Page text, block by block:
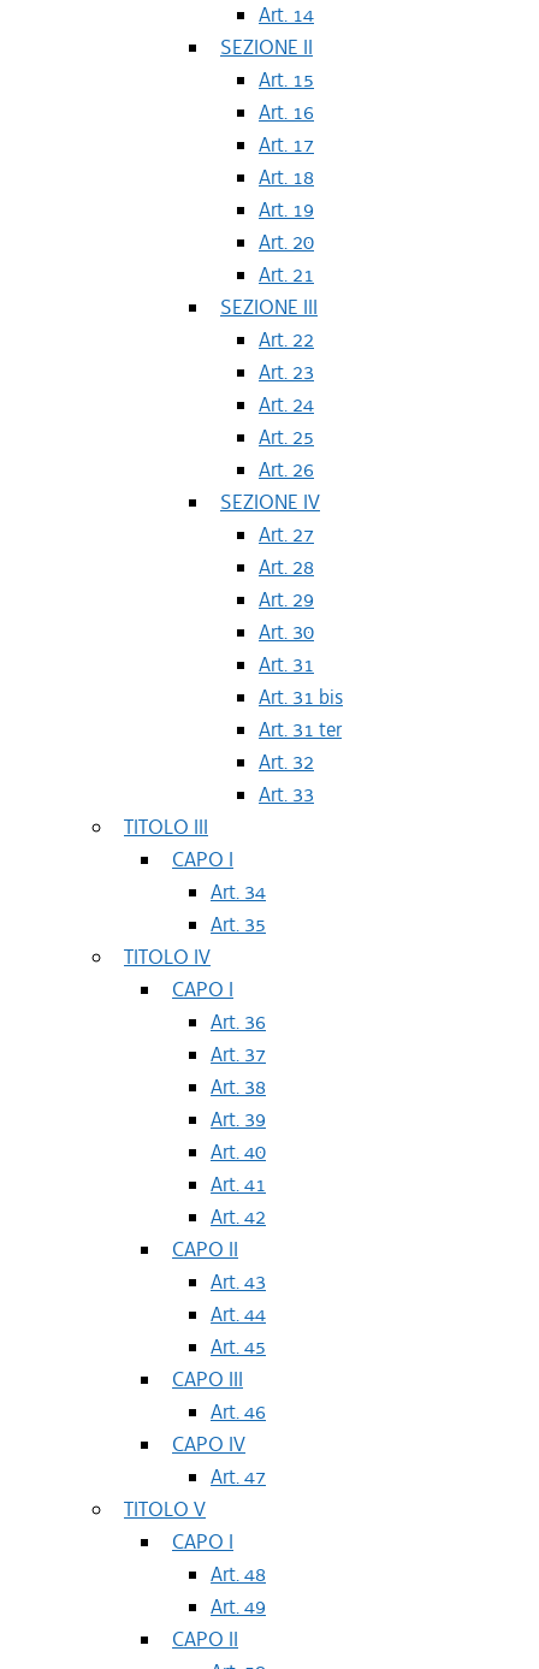
Art. 14
SEZIONE II
Art. 15
Art. 16
Art. 17
Art. 18
Art. 19
Art. 20
Art. 21
SEZIONE III
Art. 22
Art. 23
Art. 24
Art. 25
Art. 26
SEZIONE IV
Art. 27
Art. 28
Art. 29
Art. 30
Art. 31
Art. 31 bis
Art. 31 ter
Art. 32
Art. 33
TITOLO III
CAPO I
Art. 34
Art. 35
TITOLO IV
CAPO I
Art. 36
Art. 37
Art. 38
Art. 39
Art. 40
Art. 41
Art. 42
CAPO II
Art. 43
Art. 44
Art. 45
CAPO III
Art. 46
CAPO IV
Art. 47
TITOLO V
CAPO I
Art. 48
Art. 49
CAPO II